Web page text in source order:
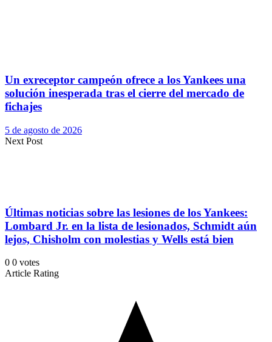
Un exreceptor campeón ofrece a los Yankees una
solución inesperada tras el cierre del mercado de
fichajes
5 de agosto de 2026
Next Post
Últimas noticias sobre las lesiones de los Yankees:
Lombard Jr. en la lista de lesionados, Schmidt aún
lejos, Chisholm con molestias y Wells está bien
0 0 votes
Article Rating